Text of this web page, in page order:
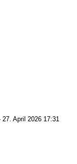
April 2026 17:31